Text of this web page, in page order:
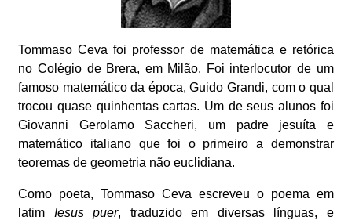
Tommaso Ceva foi professor de matemática e retórica
no Colégio de Brera, em Milão. Foi interlocutor de um
famoso matemático da época, Guido Grandi, com o qual
trocou quase quinhentas cartas. Um de seus alunos foi
Giovanni Gerolamo Saccheri, um padre jesuíta e
matemático italiano que foi o primeiro a demonstrar
teoremas de geometria não euclidiana.
Como poeta, Tommaso Ceva escreveu o poema em
latim Iesus puer, traduzido em diversas línguas, e